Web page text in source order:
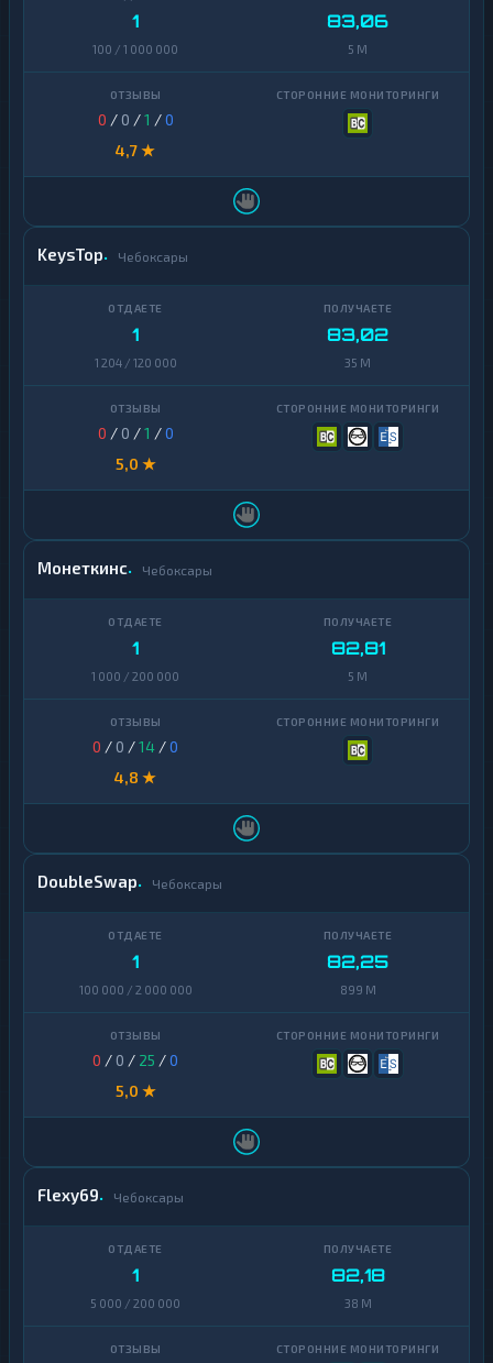
1
100 / 1 000 000
83,06
5 M
0 / 0 /1 /0
4,7 ★
KeysTop Чебоксары
1
1 204 / 120 000
83,02
35 M
0 / 0 /1 /0
5,0 ★
Монеткинс Чебоксары
1
1 000 / 200 000
82,81
5 M
0 / 0 /14 /0
4,8 ★
DoubleSwap Чебоксары
1
100 000 / 2 000 000
82,25
899 M
0 / 0 / 25 /0
5,0 ★
Flexy69 Чебоксары
1
5 000 / 200 000
82,18
38 M